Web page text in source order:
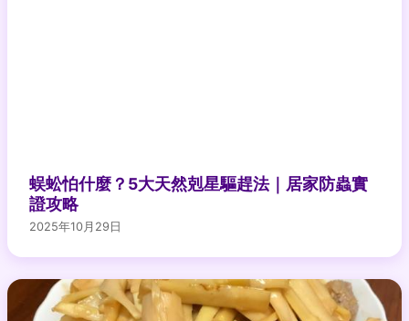
蜈蚣怕什麼？5大天然剋星驅趕法｜居家防蟲實
證攻略
2025年10月29日